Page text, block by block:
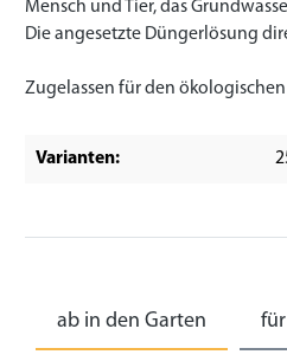
Mensch und Tier, das
Die angesetzte Düngerlösung
Zugelassen für den ökologischen
Varianten:
ab in den Garten